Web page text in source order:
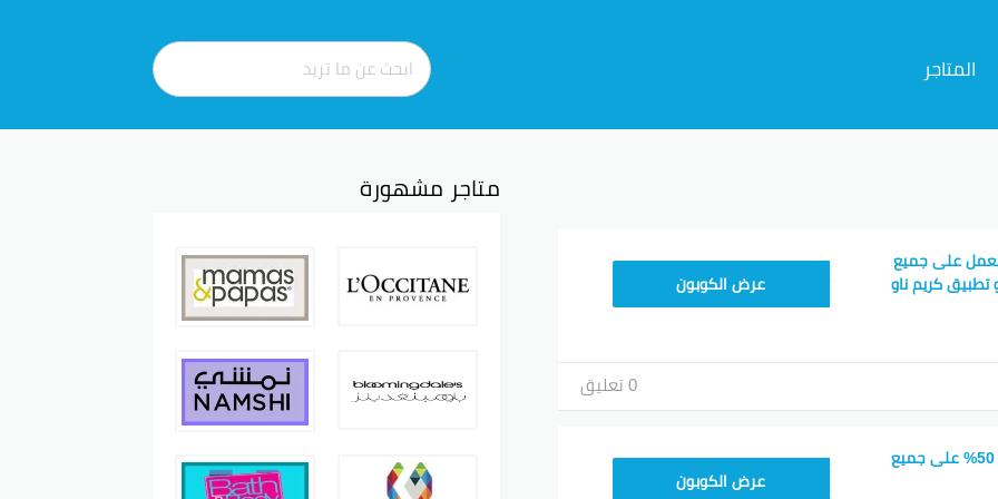
المتاجر
على جميع
كريم ناو
عرض الكوبون
0 تعليق
كود خصم كريم خصم 50% على جميع
عرض الكوبون
متاجر مشهورة